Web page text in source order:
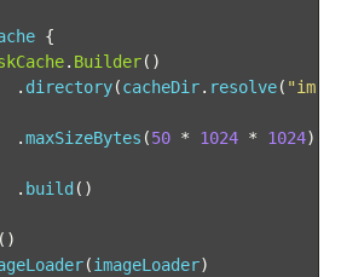
{
. Builder()
. directory(cacheDir. resolve( "im
.maxSizeBytes (50 * 1024 * 1024)
. build ()
()
(imageLoader)